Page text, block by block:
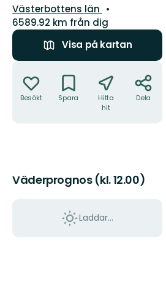
Län:
Västerbottens län
6589.92 km från dig
Visa på kartan
Besökt Spara
Hitta
hit
Dela
Väderprognos (kl. 12.00)
Laddar...